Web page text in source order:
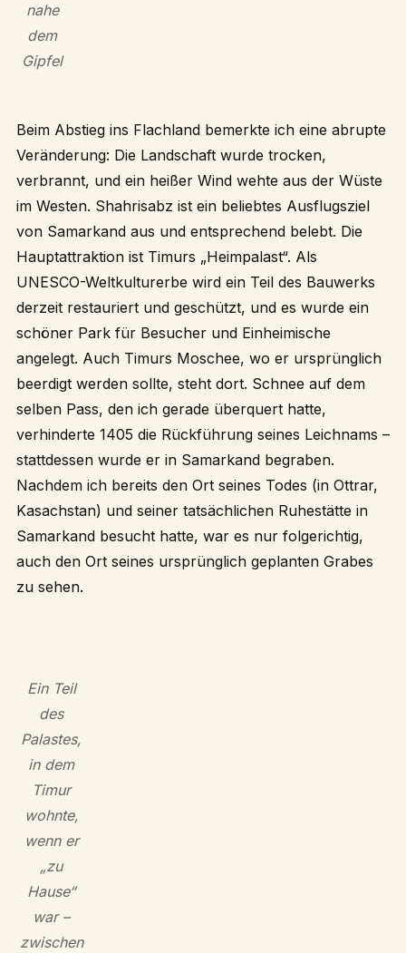
nahe
dem
Gipfel
Beim Abstieg ins Flachland bemerkte ich eine abrupte
Veränderung: Die Landschaft wurde trocken,
verbrannt, und ein heißer Wind wehte aus der Wüste
im Westen. Shahrisabz ist ein beliebtes Ausflugsziel
von Samarkand aus und entsprechend belebt. Die
Hauptattraktion ist Timurs „Heimpalast“. Als
UNESCO-Weltkulturerbe wird ein Teil des Bauwerks
derzeit restauriert und geschützt, und es wurde ein
schöner Park für Besucher und Einheimische
angelegt. Auch Timurs Moschee, wo er ursprünglich
beerdigt werden sollte, steht dort. Schnee auf dem
selben Pass, den ich gerade überquert hatte,
verhinderte 1405 die Rückführung seines Leichnams –
stattdessen wurde er in Samarkand begraben.
Nachdem ich bereits den Ort seines Todes (in Ottrar,
Kasachstan) und seiner tatsächlichen Ruhestätte in
Samarkand besucht hatte, war es nur folgerichtig,
auch den Ort seines ursprünglich geplanten Grabes
zu sehen.
Ein Teil
des
Palastes,
in dem
Timur
wohnte,
wenn er
„zu
Hause“
war –
zwischen